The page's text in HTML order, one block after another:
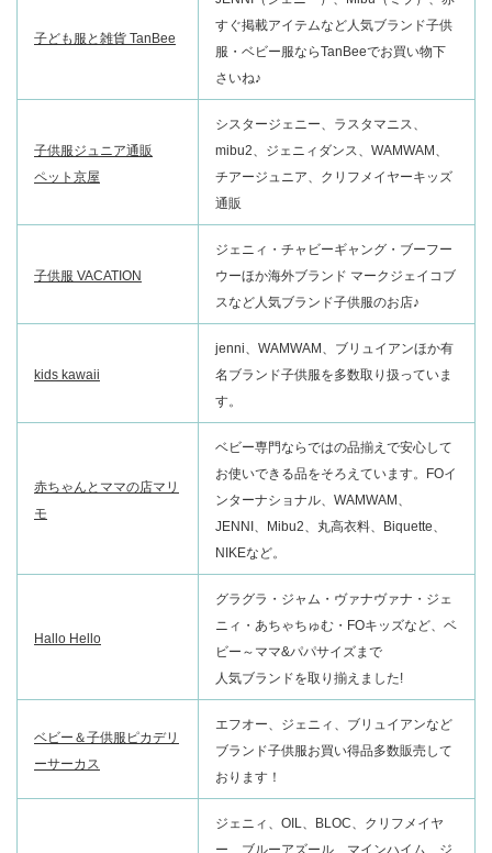
子ども服と雑貨 TanBee
すぐ掲載アイテムなど人気ブランド子供
服・ベビー服ならTanBeeでお買い物下
さいね♪
子供服ジュニア通販
ペット京屋
シスタージェニー、ラスタマニス、
mibu2、ジェニィダンス、WAMWAM、
チアージュニア、クリフメイヤーキッズ
通販
子供服 VACATION
ジェニィ・チャビーギャング・ブーフー
ウーほか海外ブランド マークジェイコブ
スなど人気ブランド子供服のお店♪
kids kawaii
jenni、WAMWAM、ブリュイアンほか有
名ブランド子供服を多数取り扱っていま
す。
赤ちゃんとママの店マリ
モ
ベビー専門ならではの品揃えで安心して
お使いできる品をそろえています。FOイ
ンターナショナル、WAMWAM、
JENNI、Mibu2、丸高衣料、Biquette、
NIKEなど。
Hallo Hello
グラグラ・ジャム・ヴァナヴァナ・ジェ
ニィ・あちゃちゅむ・FOキッズなど、ベ
ビー～ママ&パパサイズまで
人気ブランドを取り揃えました!
ベビー＆子供服ピカデリ
ーサーカス
エフオー、ジェニィ、ブリュイアンなど
ブランド子供服お買い得品多数販売して
おります！
ジェニィ、OIL、BLOC、クリフメイヤ